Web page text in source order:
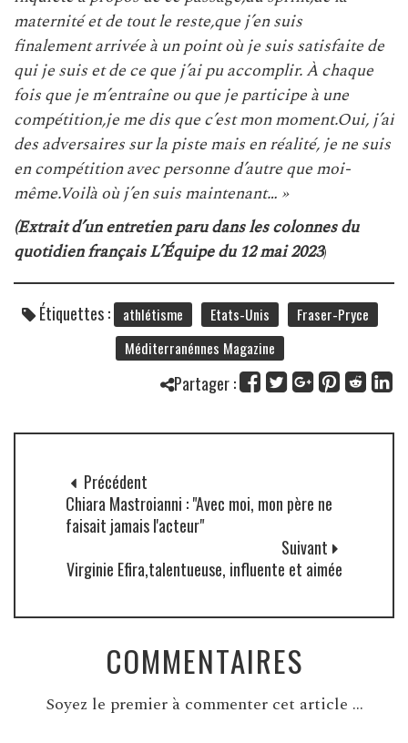
maternité et de tout le reste,que j’en suis
finalement arrivée à un point où je suis satisfaite de
qui je suis et de ce que j’ai pu accomplir. À chaque
fois que je m’entraîne ou que je participe à une
compétition,je me dis que c’est mon moment.Oui, j’ai
des adversaires sur la piste mais en réalité, je ne suis
en compétition avec personne d’autre que moi-
même.Voilà où j’en suis maintenant… »
(Extrait d’un entretien paru dans les colonnes du
quotidien français L’Équipe du 12 mai 2023)
Étiquettes : athlétisme Etats-Unis
Fraser-Pryce
Méditerranénnes Magazine
Partager :
Précédent
Chiara Mastroianni : "Avec moi, mon père ne
faisait jamais l'acteur"
Suivant
Virginie Efira,talentueuse, influente et aimée
COMMENTAIRES
Soyez le premier à commenter cet article ...